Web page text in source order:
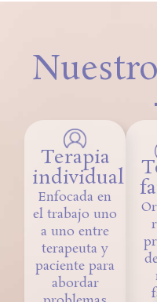
Terapia
individual
Enfocada en
el trabajo uno
a uno entre
terapeuta y
paciente para
abordar